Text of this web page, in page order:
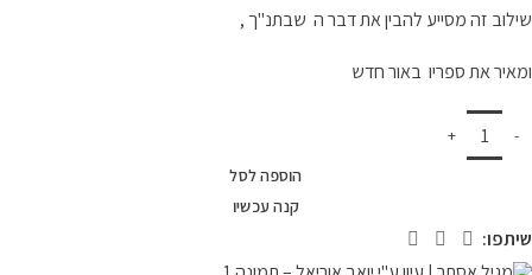
שילוב זה מסייע להבין את דבר ה שבתנ"ך ,
ומאיר את ספריו באור חדש
הוספה לסל
קנה עכשיו
שיתפו: